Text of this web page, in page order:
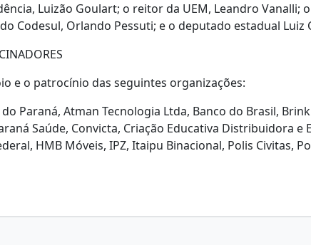
Luizão Goulart; o reitor da UEM, Leandro
Codesul, Orlando Pessuti; e o deputado estadual Luiz
e o patrocínio das seguintes organizações:
Paraná, Atman Tecnologia Ltda, Banco do Brasil,
Saúde, Convicta, Criação Educativa Distribuidora e
HMB Móveis, IPZ, Itaipu Binacional, Polis Civitas,